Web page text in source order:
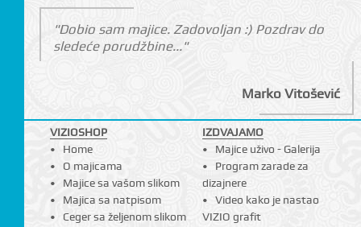
"Dobio sam majice. Zadovoljan :) Pozdrav do
sledeće porudžbine..."
Marko Vitošević
VIZIOSHOP
Home
O majicama
Majice sa vašom slikom
Majica sa natpisom
Ceger sa željenom slikom
IZDVAJAMO
Majice uživo - Galerija
Program zarade za
dizajnere
Video kako je nastao
VIZIO grafit